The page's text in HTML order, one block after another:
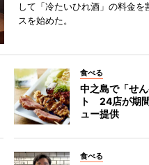
して「冷たいひれ酒」の料金を
スを始めた。
食べる
中之島で「せ
ト 24店が期
ュー提供
食べる